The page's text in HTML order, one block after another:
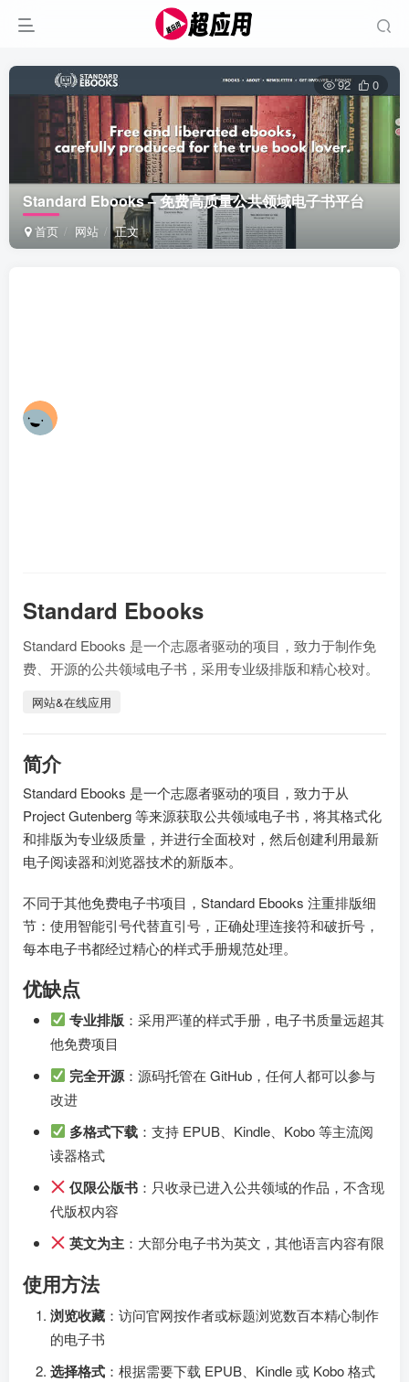
Standard Ebooks – 免费高质量公共领域电子书平台
首页 网站 正文
92 0
Standard Ebooks
Standard Ebooks 是一个志愿者驱动的项目，致力于制作免
费、开源的公共领域电子书，采用专业级排版和精心校对。
网站&在线应用
简介
Standard Ebooks 是一个志愿者驱动的项目，致力于从
Project Gutenberg 等来源获取公共领域电子书，将其格式化
和排版为专业级质量，并进行全面校对，然后创建利用最新
电子阅读器和浏览器技术的新版本。
不同于其他免费电子书项目，Standard Ebooks 注重排版细
节：使用智能引号代替直引号，正确处理连接符和破折号，
每本电子书都经过精心的样式手册规范处理。
优缺点
专业排版 ：采用严谨的样式手册，电子书质量远超其
他免费项目
完全开源 ：源码托管在 GitHub，任何人都可以参与
改进
多格式下载 ：支持 EPUB、Kindle、Kobo 等主流阅
读器格式
仅限公版书 ：只收录已进入公共领域的作品，不含现
代版权内容
英文为主 ：大部分电子书为英文，其他语言内容有限
使用方法
浏览收藏 ：访问官网按作者或标题浏览数百本精心制作
的电子书
选择格式 ：根据需要下载 EPUB、Kindle 或 Kobo 格式